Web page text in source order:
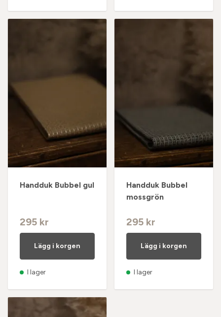
Handduk Bubbel gul
295 kr
Lägg i korgen
I lager
Handduk Bubbel
mossgrön
295 kr
Lägg i korgen
I lager